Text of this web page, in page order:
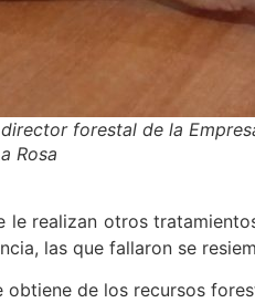
forestal de la
Rosa
le realizan otros
las que fallaron se
obtiene de los recursos